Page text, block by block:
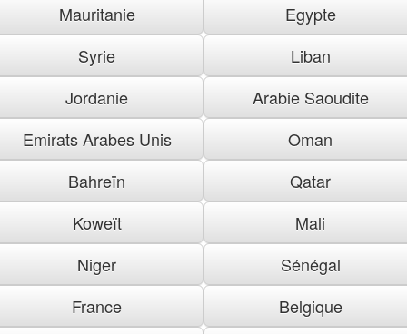
Mauritanie
Egypte
Syrie
Liban
Jordanie
Arabie Saoudite
Emirats Arabes Unis
Oman
Bahreïn
Qatar
Koweït
Mali
Niger
Sénégal
France
Belgique